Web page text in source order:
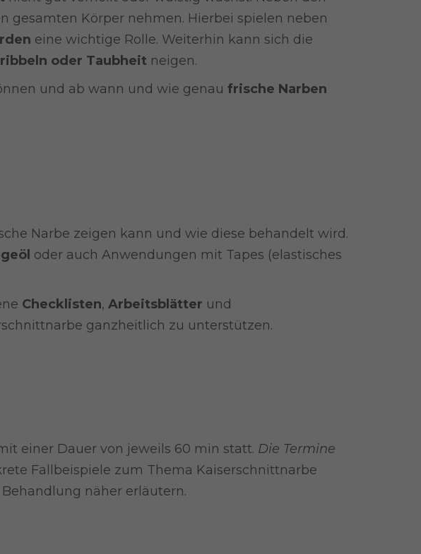
gesamten Körper nehmen. Hierbei spielen neben
eine wichtige Rolle. Weiterhin kann sich die
oder Taubheit neigen.
und ab wann und wie genau frische Narben
Narbe zeigen kann und wie diese behandelt wird.
oder auch Anwendungen mit Tapes (elastisches
Checklisten, Arbeitsblätter und
ganzheitlich zu unterstützen.
einer Dauer von jeweils 60 min statt. Die Termine
Fallbeispiele zum Thema Kaiserschnittnarbe
näher erläutern.